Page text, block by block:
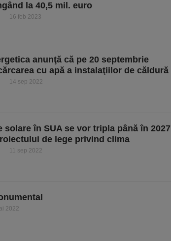
la 40,5 mil. euro
16 feb 2023
anunţă că pe 20 septembrie
cu apă a instalaţiilor de căldură
14 sep 2022
solare în SUA se vor tripla până în 2027
de lege privind clima
11 sep 2022
2022